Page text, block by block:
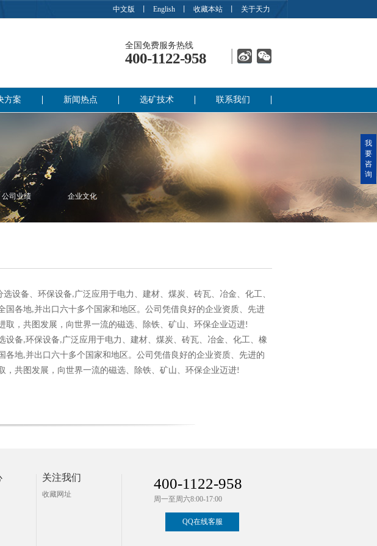
中文版 English 收藏本站 关于天力
全国免费服务热线
400-1122-958
方案 新闻热点 选矿技术 联系我们
公司业绩 企业文化
选设备、 环保设备,广泛应用于电力、建材、煤炭、砖瓦、冶金、化工、
国各地,并出口六十多个国家和地区。公司凭借良好的企业资质、先进
取，共图发展，向世界一流的磁选、除铁、矿山、环保企业迈进!
设备,环保设备,广泛应用于电力、建材、煤炭、砖瓦、冶金、化工、橡
各地,并出口六十多个国家和地区。公司凭借良好的企业资质、先进的
，共图发展，向世界一流的磁选、除铁、矿山、环保企业迈进!
关注我们
收藏网址
400-1122-958
周一至周六8:00-17:00
QQ在线客服
我
要
咨
询